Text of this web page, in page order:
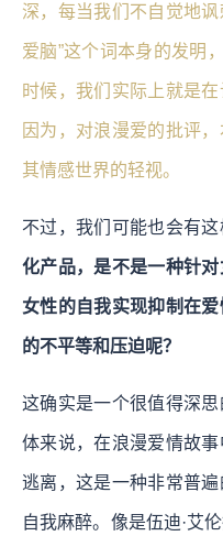
深，每当我们不自觉地讽
爱脑”这个词本身的发明
时候，我们实际上就是
因为，对浪漫爱的批评
其情感世界的轻视。
不过，我们可能也会有
化产品，是不是一种针
女性的自我实现抑制在
的不平等和压迫呢？
这确实是一个很值得深
体来说，在浪漫爱情故
逃离，这是一种非常普
自我麻醉。像是伍迪·艾